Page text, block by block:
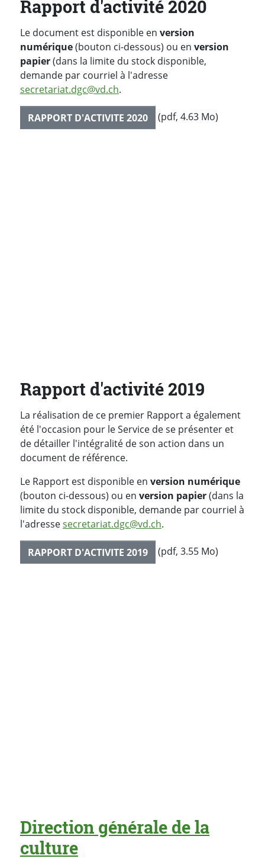
Rapport d'activité 2020
Le document est disponible en version
numérique(bouton ci-dessous) ou en version
papier(dans la limite du stock disponible,
demande par courriel à l'adresse
secretariat.dgc@vd.ch.
RAPPORT D'ACTIVITE 2020 (pdf, 4.63 Mo)
Rapport d'activité 2019
La réalisation de ce premier Rapport a également
été l'occasion pour le Service de se présenter et
de détailler l'intégralité de son action dans un
document de référence.
Le Rapport est disponible en version numérique
(bouton ci-dessous) ou en version papier(dans la
limite du stock disponible, demande par courriel à
l'adressesecretariat.dgc@vd.ch.
RAPPORT D'ACTIVITE 2019 (pdf, 3.55 Mo)
Direction générale de la
culture